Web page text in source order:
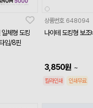
체형 도킹
리5000mAh C타입/8핀
상품번호 648094
나이테 도킹형 보
3,850원 ~
칼라인쇄 인쇄무료